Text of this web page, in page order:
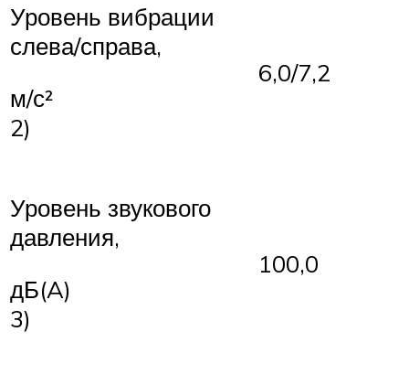
Уровень вибрации
слева/справа,
м/с²
2)
6,0/7,2
Уровень звукового
давления,
дБ(A)
3)
100,0